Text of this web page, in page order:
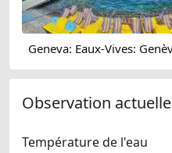
Observation actuelle
Température de l'eau